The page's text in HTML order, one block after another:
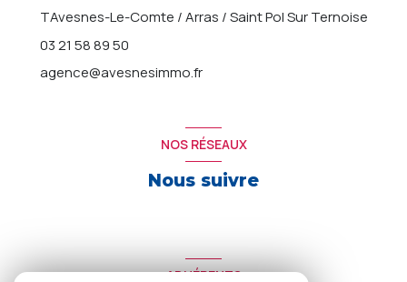
TAvesnes-Le-Comte / Arras / Saint Pol Sur Ternoise
03 21 58 89 50
agence@avesnesimmo.fr
NOS RÉSEAUX
Nous suivre
ADHÉRENTS